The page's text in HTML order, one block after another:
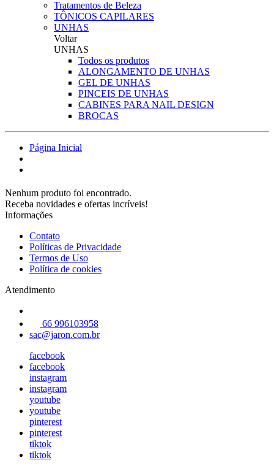
Tratamentos de Beleza
TÔNICOS CAPILARES
UNHAS
Voltar
UNHAS
Todos os produtos
ALONGAMENTO DE UNHAS
GEL DE UNHAS
PINCEIS DE UNHAS
CABINES PARA NAIL DESIGN
BROCAS
Página Inicial
Nenhum produto foi encontrado.
Receba novidades e ofertas incríveis!
Informações
Contato
Políticas de Privacidade
Termos de Uso
Política de cookies
Atendimento
66 996103958
sac@jaron.com.br
facebook
facebook
instagram
instagram
youtube
youtube
pinterest
pinterest
tiktok
tiktok